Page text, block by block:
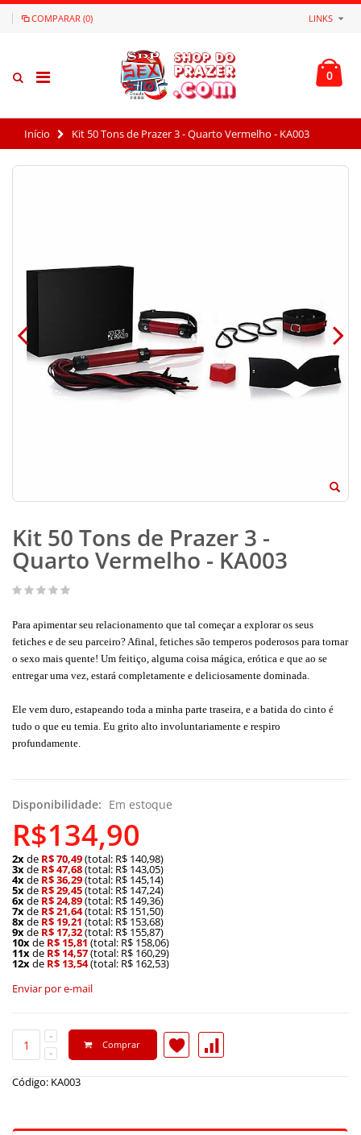
COMPARAR (0) LINKS
0
Início Kit 50 Tons de Prazer 3 - Quarto Vermelho - KA003
Kit 50 Tons de Prazer 3 -
Quarto Vermelho - KA003
Para apimentar seu relacionamento que tal começar a explorar os seus
fetiches e de seu parceiro? Afinal, fetiches são temperos poderosos para tornar
o sexo mais quente! Um feitiço, alguma coisa mágica, erótica e que ao se
entregar uma vez, estará completamente e deliciosamente dominada.
Ele vem duro, estapeando toda a minha parte traseira, e a batida do cinto é
tudo o que eu temia. Eu grito alto involuntariamente e respiro
profundamente.
Disponibilidade: Em estoque
R$134,90
2xde R$ 70,49(total: R$ 140,98)
3xde R$ 47,68(total: R$ 143,05)
4xde R$ 36,29(total: R$ 145,14)
5xde R$ 29,45(total: R$ 147,24)
6xde R$ 24,89(total: R$ 149,36)
7xde R$ 21,64(total: R$ 151,50)
8xde R$ 19,21 (total: R$ 153,68)
9xde R$ 17,32(total: R$ 155,87)
10xde R$ 15,81(total: R$ 158,06)
11xde R$ 14,57(total: R$ 160,29)
12xde R$ 13,54(total: R$ 162,53)
Enviar por e-mail
Comprar
Código: KA003